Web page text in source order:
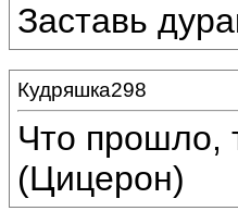
Заставь
Кудряшка298
Что прошло,
(Цицерон)